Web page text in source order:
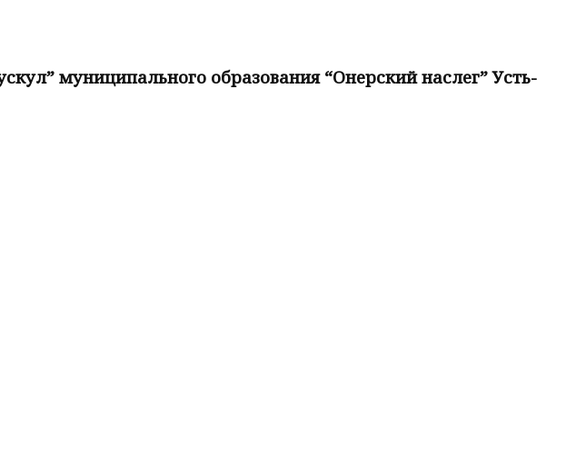
муниципального образования “Онерский наслег” Усть-